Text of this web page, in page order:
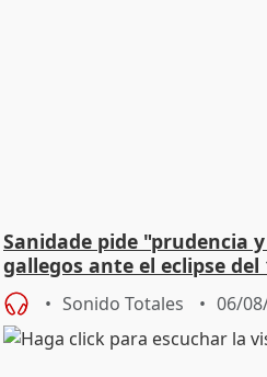
Sanidade pide "prudencia
gallegos ante el eclipse del
Sonido Totales 06/